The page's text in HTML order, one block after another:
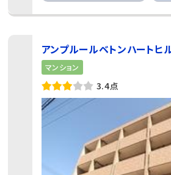
アンプルールベトンハートヒル
マンション
3.4点